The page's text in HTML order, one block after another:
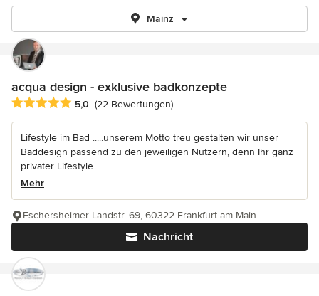
Mainz
acqua design - exklusive badkonzepte
Durchschnittliche Bewertung: 5 von 5 Sternen
5,0 (22 Bewertungen)
Lifestyle im Bad .....unserem Motto treu gestalten wir unser
Baddesign passend zu den jeweiligen Nutzern, denn Ihr ganz
privater Lifestyle...
Mehr
Nachricht
Eschersheimer Landstr. 69, 60322 Frankfurt am Main